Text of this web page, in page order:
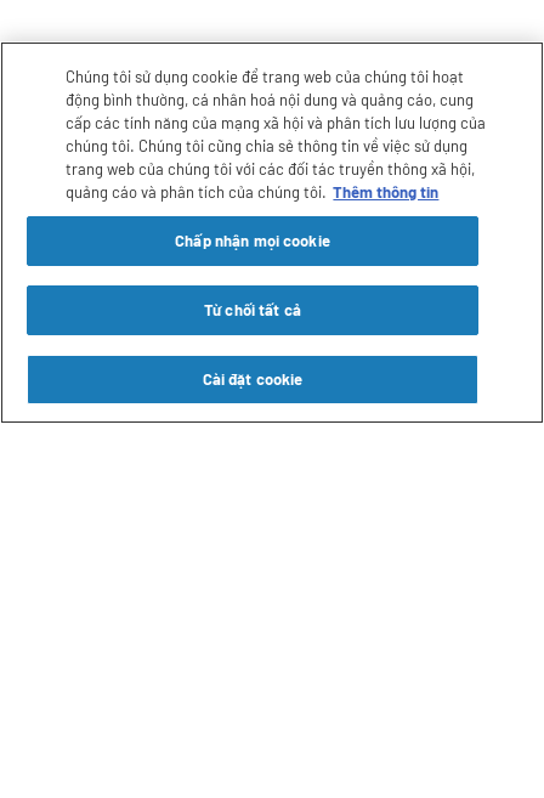
Những lĩnh vực chúng tôi tập
trung
Chúng tôi sử dụng cookie để trang web của chúng tôi hoạt
động bình thường, cá nhân hoá nội dung và quảng cáo, cung
cấp các tính năng của mạng xã hội và phân tích lưu lượng của
chúng tôi. Chúng tôi cũng chia sẻ thông tin về việc sử dụng
trang web của chúng tôi với các đối tác truyền thông xã hội,
quảng cáo và phân tích của chúng tôi. Thêm thông tin
Cài đặt cookie
Từ chối tất cả
Chấp nhận mọi cookie